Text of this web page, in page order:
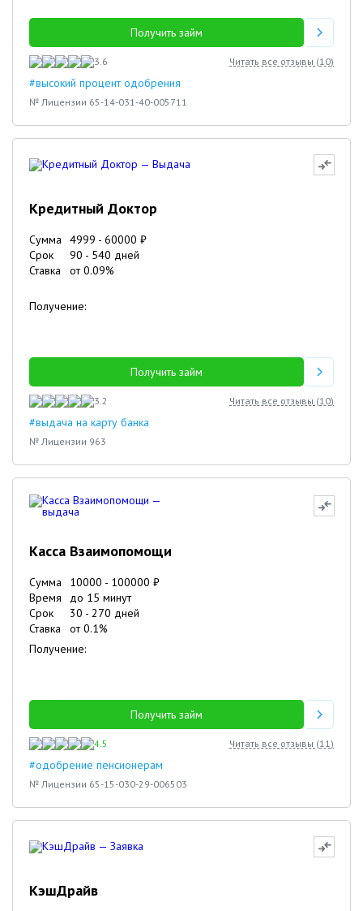
Получить займ
3.6 Читать все отзывы (10)
#высокий процент одобрения
№ Лицензии 65-14-031-40-005711
Кредитный Доктор
Сумма 4999 - 60000 ₽
Срок
90 - 540 дней
Ставка
от0.09%
Получение:
Получить займ
3.2 Читать все отзывы (10)
#выдача на карту банка
№ Лицензии 963
Касса Взаимопомощи
Сумма 10000 - 100000 ₽
Время
до 15 минут
Срок
30 - 270 дней
Ставка
от0.1%
Получение:
Получить займ
4.5 Читать все отзывы (11)
#одобрение пенсионерам
№ Лицензии 65-15-030-29-006503
КэшДрайв